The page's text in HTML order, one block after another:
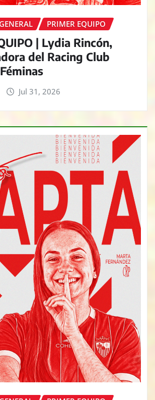
GENERAL PRIMER EQUIPO
| Lydia Rincón,
del Racing Club
Jul 31, 2026